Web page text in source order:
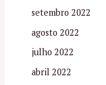
setembro 2022
agosto 2022
julho 2022
abril 2022